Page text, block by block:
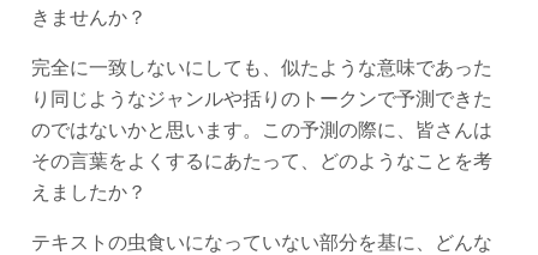
きませんか？
完全に一致しないにしても、似たような意味であった
り同じようなジャンルや括りのトークンで予測できた
のではないかと思います。この予測の際に、皆さんは
その言葉をよくするにあたって、どのようなことを考
えましたか？
テキストの虫食いになっていない部分を基に、どんな